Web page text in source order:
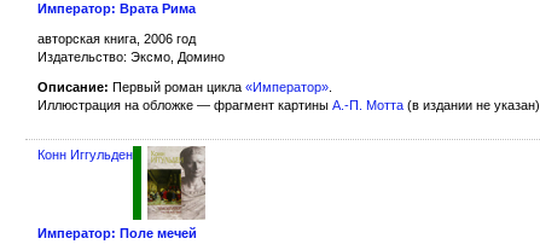
Император: Врата Рима
авторская книга, 2006 год
Издательство: Эксмо, Домино
Описание: Первый роман цикла «Император»
Иллюстрация на обложке — фрагмент картины А.-П. Мотта (в издании не указан).
Конн Иггульден
Император: Поле мечей